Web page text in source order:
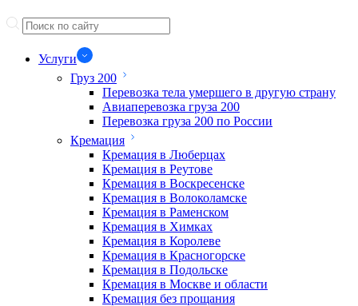
Услуги
Груз 200
Перевозка тела умершего в другую страну
Авиаперевозка груза 200
Перевозка груза 200 по России
Кремация
Кремация в Люберцах
Кремация в Реутове
Кремация в Воскресенске
Кремация в Волоколамске
Кремация в Раменском
Кремация в Химках
Кремация в Королеве
Кремация в Красногорске
Кремация в Подольске
Кремация в Москве и области
Кремация без прощания